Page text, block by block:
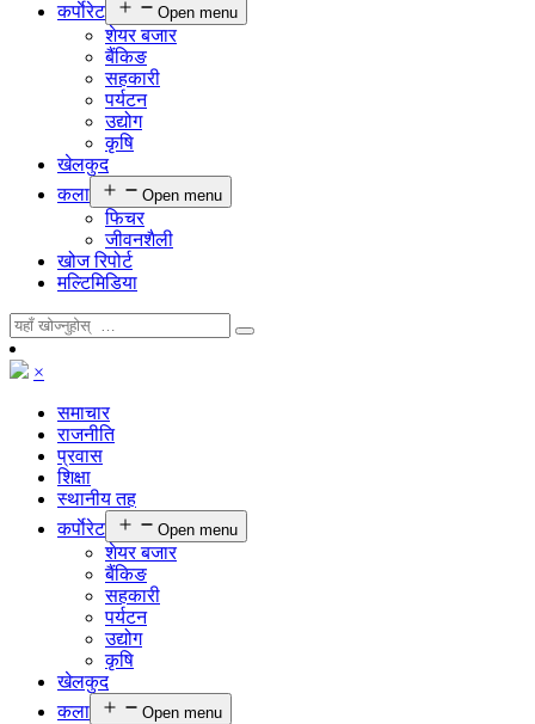
कर्पाेरेट
Open menu
शेयर बजार
बैंकिङ
सहकारी
पर्यटन
उद्योग
कृषि
खेलकुद
कला
Open menu
फिचर
जीवनशैली
खोज रिपोर्ट
मल्टिमिडिया
×
समाचार
राजनीति
प्रवास
शिक्षा
स्थानीय तह
कर्पाेरेट
Open menu
शेयर बजार
बैंकिङ
सहकारी
पर्यटन
उद्योग
कृषि
खेलकुद
कला
Open menu